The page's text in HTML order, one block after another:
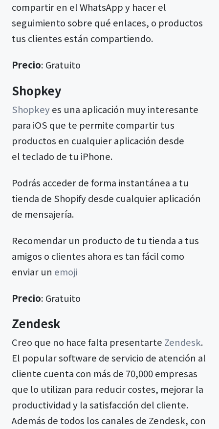
compartir en el WhatsApp y hacer el
seguimiento sobre qué enlaces, o productos
tus clientes están compartiendo.
Precio: Gratuito
Shopkey
Shopkeyes una aplicación muy interesante
para iOS que te permite compartir tus
productos en cualquier aplicación desde
el teclado de tu iPhone.
Podrás acceder de forma instantánea a tu
tienda de Shopify desde cualquier aplicación
de mensajería.
Recomendar un producto de tu tienda a tus
amigos o clientes ahora es tan fácil como
enviar un emoji
Precio: Gratuito
Zendesk
Creo que no hace falta presentarte Zendesk.
El popular software de servicio de atención al
cliente cuenta con más de 70,000 empresas
que lo utilizan para reducir costes, mejorar la
productividad y la satisfacción del cliente.
Además de todos los canales de Zendesk, con